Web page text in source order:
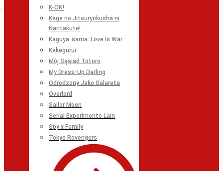
K-ON!
Kage no Jitsuryokusha ni
Naritakute!
Kaguya-sama: Love Is War
Kakegurui
Mój Sąsiad Totoro
My Dress-Up Darling
Odrodzony Jako Galareta
Overlord
Sailor Moon
Serial Experiments Lain
Spy x Family
Tokyo Revengers